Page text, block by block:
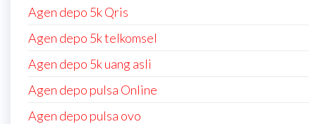
Agen depo 5k Qris
Agen depo 5k telkomsel
Agen depo 5k uang asli
Agen depo pulsa Online
Agen depo pulsa ovo